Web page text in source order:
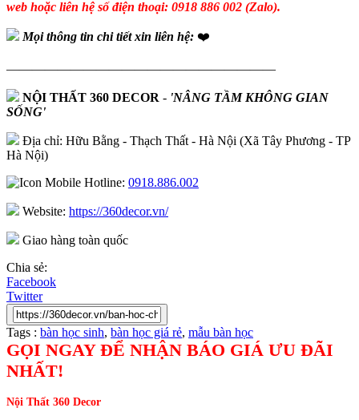
web hoặc liên hệ số điện thoại: 0918 886 002 (Zalo).
Mọi thông tin chi tiết xin liên hệ: ❤️
—————————————————————
NỘI THẤT 360 DECOR - 'NÂNG TẦM KHÔNG GIAN
SỐNG'
Địa chỉ: Hữu Bằng - Thạch Thất - Hà Nội (Xã Tây Phương - TP
Hà Nội)
Hotline: 0918.886.002
Website: https://360decor.vn/
Giao hàng toàn quốc
Chia sẻ:
Facebook
Twitter
Tags : bàn học sinh, bàn học giá rẻ, mẫu bàn học
GỌI NGAY ĐỂ NHẬN BÁO GIÁ ƯU ĐÃI
NHẤT!
Nội Thất 360 Decor